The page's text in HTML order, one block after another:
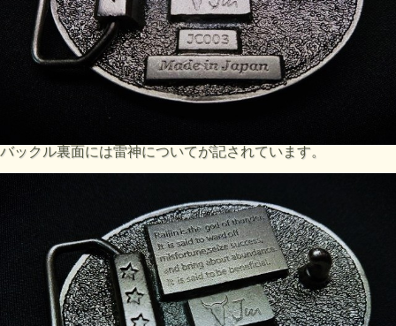
バックル裏面には雷神についてが記されています。